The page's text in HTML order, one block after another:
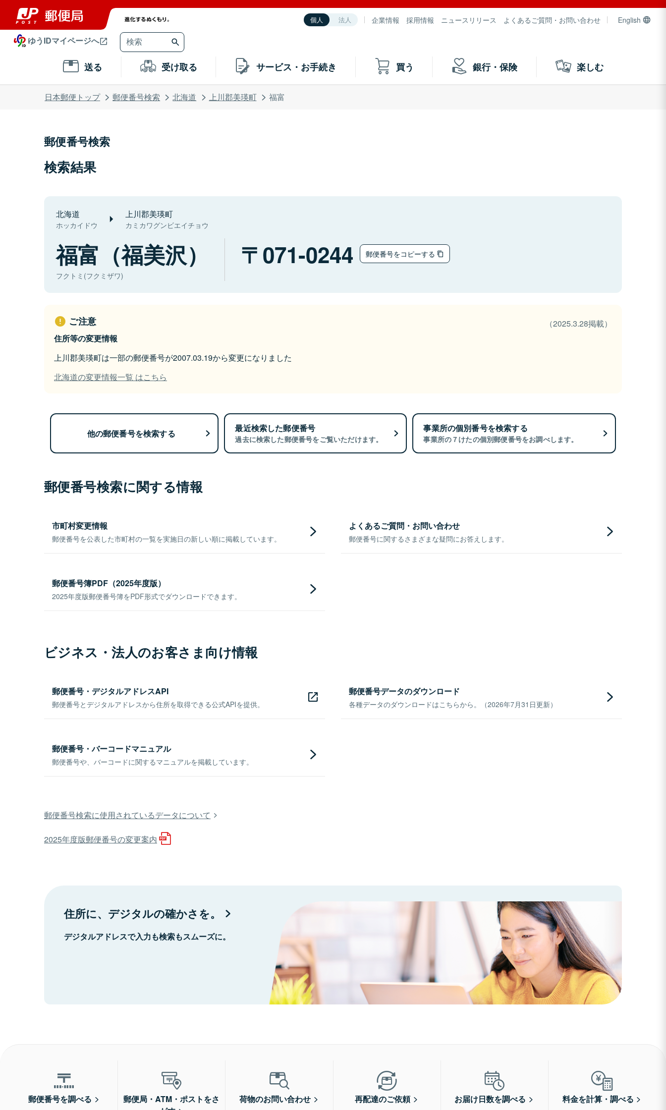
個人 法人 企業情報 採用情報 ニュースリリース よくあるご質問・お問い合わせ English
ゆうIDマイページへ
送る 受け取る サービス・お手続き 買う 銀行・保険 楽しむ
日本郵便トップ 郵便番号検索 北海道 上川郡美瑛町 福富
郵便番号検索
検索結果
北海道
ホッカイドウ
上川郡美瑛町
カミカワグンビエイチョウ
福富（福美沢）
フクトミ(フクミザワ)
071-0244 郵便番号をコピーする
ご注意
（2025.3.28掲載）
住所等の変更情報
上川郡美瑛町は一部の郵便番号が2007.03.19から変更になりました
北海道の変更情報一覧 はこちら
他の郵便番号を検索する 最近検索した郵便番号
過去に検索した郵便番号をご覧いただけます。
事業所の個別番号を検索する
事業所の７けたの個別郵便番号をお調べします。
郵便番号検索に関する情報
市町村変更情報
郵便番号を公表した市町村の一覧を実施日の新しい順に掲載しています。
よくあるご質問・お問い合わせ
郵便番号に関するさまざまな疑問にお答えします。
郵便番号簿PDF（2025年度版）
2025年度版郵便番号簿をPDF形式でダウンロードできます。
ビジネス・法人のお客さま向け情報
郵便番号・デジタルアドレスAPI
郵便番号とデジタルアドレスから住所を取得できる公式APIを提供。
郵便番号データのダウンロード
各種データのダウンロードはこちらから。（2026年7月31日更新）
郵便番号・バーコードマニュアル
郵便番号や、バーコードに関するマニュアルを掲載しています。
郵便番号検索に使用されているデータについて
2025年度版郵便番号の変更案内
住所に、デジタルの確かさを。
デジタルアドレスで入力も検索もスムーズに。
郵便番号を調べる
郵便局・ATM・ポストをさ
荷物のお問い合わせ 再配達のご依頼 お届け日数を調べる 料金を計算・調べる